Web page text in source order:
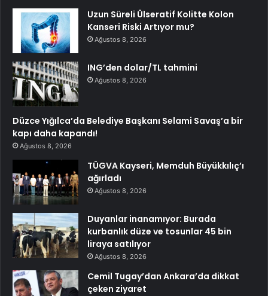
Uzun Süreli Ülseratif Kolitte Kolon
Kanseri Riski Artıyor mu?
Ağustos 8, 2026
ING’den dolar/TL tahmini
Ağustos 8, 2026
Düzce Yığılca’da Belediye Başkanı Selami Savaş’a bir
kapı daha kapandı!
Ağustos 8, 2026
TÜGVA Kayseri, Memduh Büyükkılıç’ı
ağırladı
Ağustos 8, 2026
Duyanlar inanamıyor: Burada
kurbanlık düze ve tosunlar 45 bin
liraya satılıyor
Ağustos 8, 2026
Cemil Tugay’dan Ankara’da dikkat
çeken ziyaret